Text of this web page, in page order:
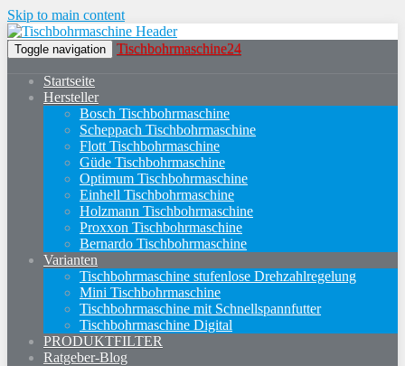
Skip to main content
Toggle navigation Tischbohrmaschine24
Startseite
Hersteller
Bosch Tischbohrmaschine
Scheppach Tischbohrmaschine
Flott Tischbohrmaschine
Güde Tischbohrmaschine
Optimum Tischbohrmaschine
Einhell Tischbohrmaschine
Holzmann Tischbohrmaschine
Proxxon Tischbohrmaschine
Bernardo Tischbohrmaschine
Varianten
Tischbohrmaschine stufenlose Drehzahlregelung
Mini Tischbohrmaschine
Tischbohrmaschine mit Schnellspannfutter
Tischbohrmaschine Digital
PRODUKTFILTER
Ratgeber-Blog